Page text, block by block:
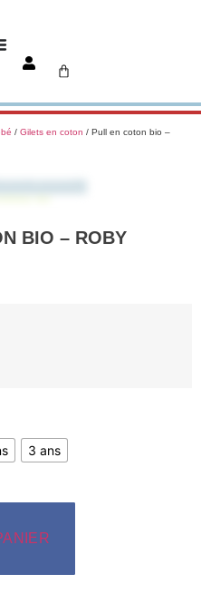
/ Gilets en coton / Pull en coton bio –
gratuite
BIO – ROBY
3 ans